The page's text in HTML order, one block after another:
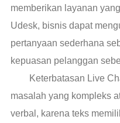
memberikan layanan
Udesk, bisnis dapat
pertanyaan sederhana
kepuasan pelanggan
Keterbatasan Live
masalah yang kompleks
verbal, karena teks